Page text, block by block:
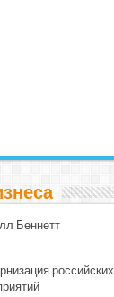
Беннетт
российских